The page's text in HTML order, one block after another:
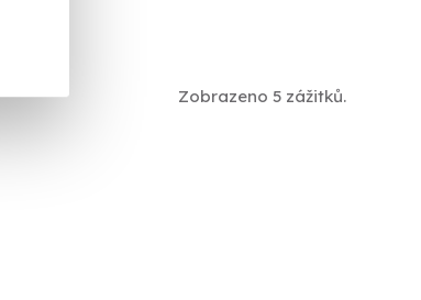
Zobrazeno 5 zážitků.